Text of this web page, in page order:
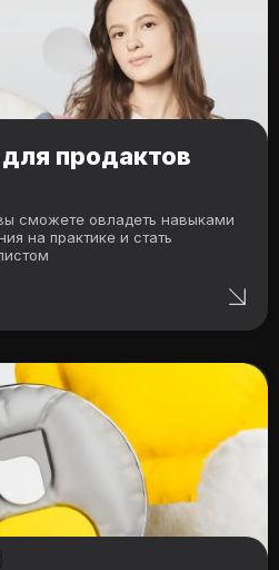
продактов
сможете овладеть навыками
на практике и стать